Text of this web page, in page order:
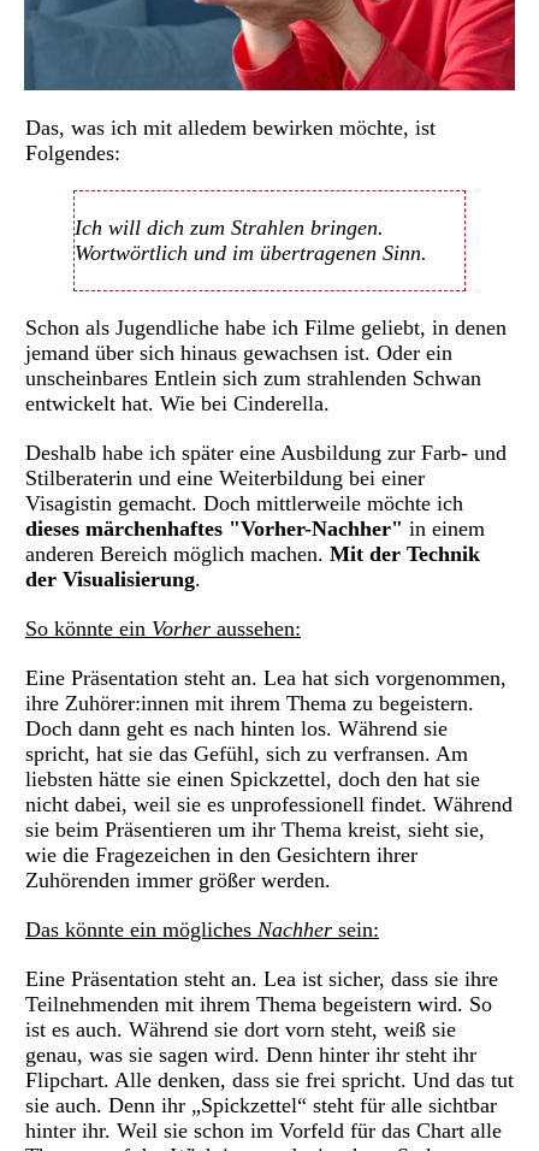
Das, was ich mit alledem bewirken möchte, ist
Folgendes:
Ich will dich zum Strahlen bringen.
Wortwörtlich und im übertragenen Sinn.
Schon als Jugendliche habe ich Filme geliebt, in denen
jemand über sich hinaus gewachsen ist. Oder ein
unscheinbares Entlein sich zum strahlenden Schwan
entwickelt hat. Wie bei Cinderella.
Deshalb habe ich später eine Ausbildung zur Farb- und
Stilberaterin und eine Weiterbildung bei einer
Visagistin gemacht. Doch mittlerweile möchte ich
dieses märchenhaftes "Vorher-Nachher" in einem
anderen Bereich möglich machen. Mit der Technik
der Visualisierung.
So könnte ein Vorher aussehen:
Eine Präsentation steht an. Lea hat sich vorgenommen,
ihre Zuhörer:innen mit ihrem Thema zu begeistern.
Doch dann geht es nach hinten los. Während sie
spricht, hat sie das Gefühl, sich zu verfransen. Am
liebsten hätte sie einen Spickzettel, doch den hat sie
nicht dabei, weil sie es unprofessionell findet. Während
sie beim Präsentieren um ihr Thema kreist, sieht sie,
wie die Fragezeichen in den Gesichtern ihrer
Zuhörenden immer größer werden.
Das könnte ein mögliches Nachher sein:
Eine Präsentation steht an. Lea ist sicher, dass sie ihre
Teilnehmenden mit ihrem Thema begeistern wird. So
ist es auch. Während sie dort vorn steht, weiß sie
genau, was sie sagen wird. Denn hinter ihr steht ihr
Flipchart. Alle denken, dass sie frei spricht. Und das tut
sie auch. Denn ihr „Spickzettel“ steht für alle sichtbar
hinter ihr. Weil sie schon im Vorfeld für das Chart alle